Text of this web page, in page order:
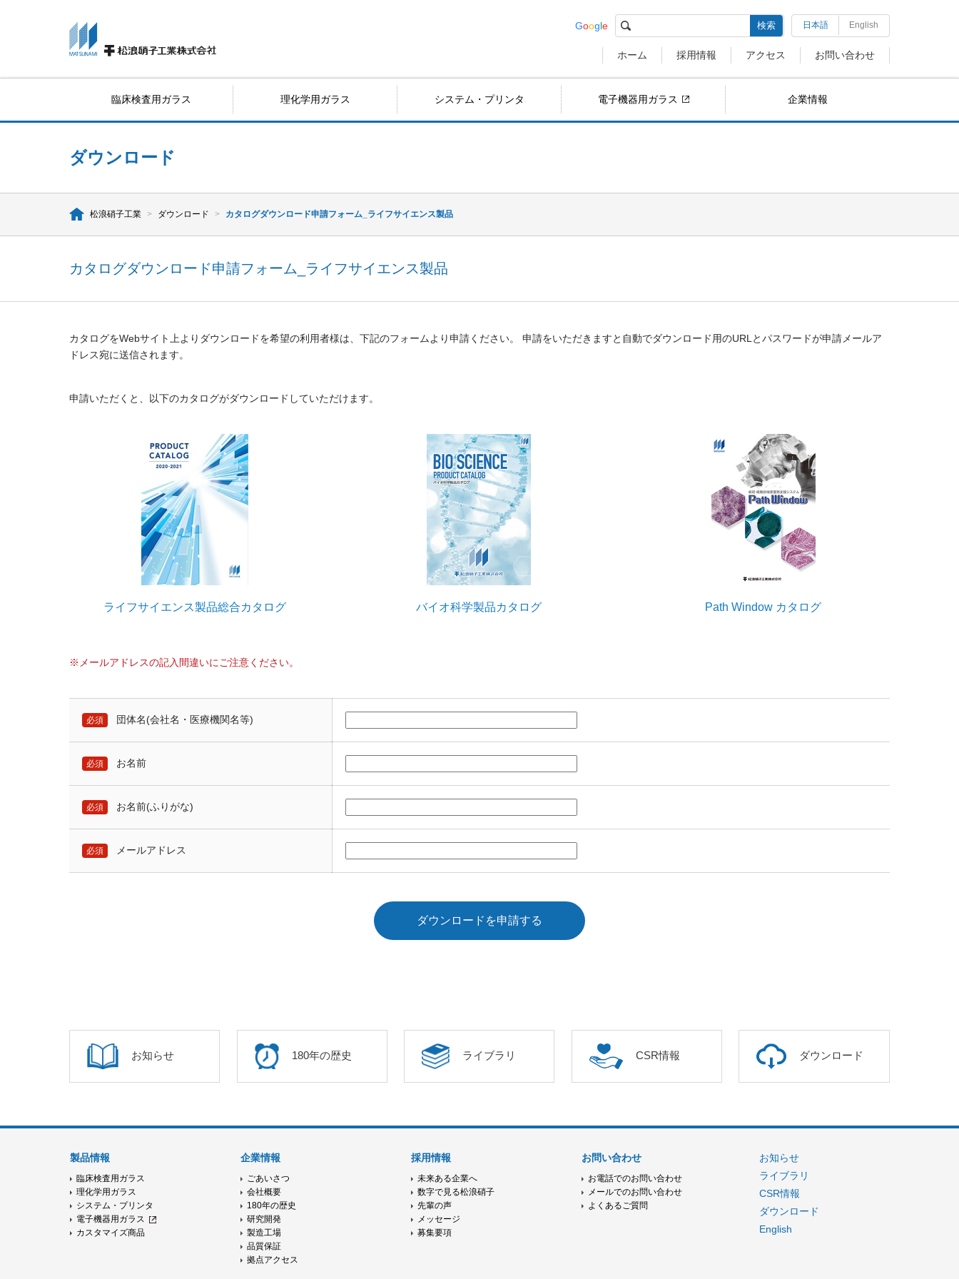
Google 検索 日本語 English
ホーム 採用情報 アクセス お問い合わせ
臨床検査用ガラス 理化学用ガラス システム・プリンタ 電子機器用ガラス 企業情報
ダウンロード
松浪硝子工業 > ダウンロード > カタログダウンロード申請フォーム_ライフサイエンス製品
カタログダウンロード申請フォーム_ライフサイエンス製品
カタログをWebサイト上よりダウンロードを希望の利用者様は、下記のフォームより申請ください。 申請をいただきますと自動でダウンロード用のURLとパスワードが申請メールア
ドレス宛に送信されます。
申請いただくと、以下のカタログがダウンロードしていただけます。
ライフサイエンス製品総合カタログ バイオ科学製品カタログ Path Window カタログ
※メールアドレスの記入間違いにご注意ください。
必須 団体名(会社名・医療機関名等)
必須 お名前
必須 お名前(ふりがな)
必須 メールアドレス
お知らせ 180年の歴史 ライブラリ CSR情報 ダウンロード
製品情報
臨床検査用ガラス
理化学用ガラス
システム・プリンタ
電子機器用ガラス
カスタマイズ商品
企業情報
ごあいさつ
会社概要
180年の歴史
研究開発
製造工場
品質保証
拠点アクセス
採用情報
未来ある企業へ
数字で見る松浪硝子
先輩の声
メッセージ
募集要項
お問い合わせ
お電話でのお問い合わせ
メールでのお問い合わせ
よくあるご質問
お知らせ
ライブラリ
CSR情報
ダウンロード
English